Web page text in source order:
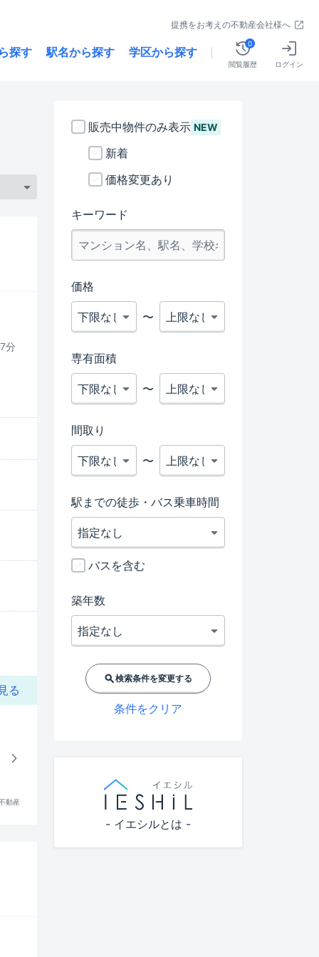
提携をお考えの不動産会社様へ
探す 駅名から探す 学区から探す
閲覧履歴
0
ログイン
分
る
動産
販売中物件のみ表示 NEW
新着
価格変更あり
キーワード
価格
〜
専有面積
〜
間取り
〜
駅までの徒歩・バス乗車時間
バスを含む
築年数
検索条件を変更する
条件をクリア
- イエシルとは -